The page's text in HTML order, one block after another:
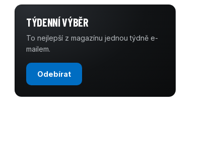
TÝDENNÍ VÝBĚR
To nejlepší z magazínu jednou týdně e-
mailem.
Odebírat